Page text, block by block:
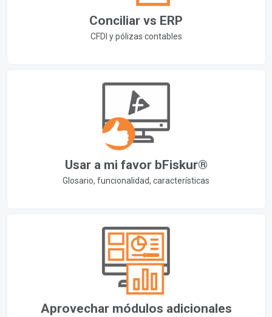
Conciliar vs ERP
CFDI y pólizas contables
Usar a mi favor bFiskur®︎
Glosario, funcionalidad, características
Aprovechar módulos adicionales